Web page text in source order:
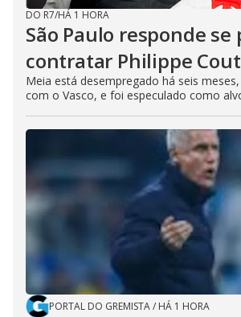
DO R7/HÁ 1 HORA
São Paulo responde se
contratar Philippe
Meia está desempregado há seis
com o Vasco, e foi especulado como
PORTAL DO GREMISTA/ HÁ 1 HORA